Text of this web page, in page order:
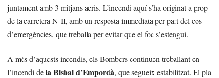
juntament amb 3 mitjans aeris. L’incendi aquí s’ha originat a prop
de la carretera N-II, amb un resposta immediata per part del cos
d’emergències, que treballa per evitar que el foc s’estengui.
A més d’aquests incendis, els Bombers continuen treballant en
l’incendi dela Bisbal d’Empordà, que segueix estabilitzat. El pla